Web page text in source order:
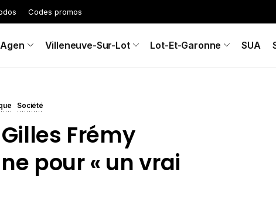
Codes promos
Agen Villeneuve-Sur-Lot Lot-Et-Garonne SUA
Société
Frémy
pour « un vrai